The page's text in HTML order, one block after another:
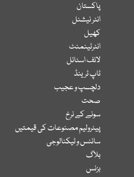
پاکستان
انٹر نیشنل
کھیل
انٹرٹینمنٹ
لائف اسٹائل
ٹاپ ٹرینڈ
دلچسپ و عجیب
صحت
سونے کے نرخ
پیٹرولیم مصنوعات کی قیمتیں
سائنس و ٹیکنالوجی
بلاگ
بزنس